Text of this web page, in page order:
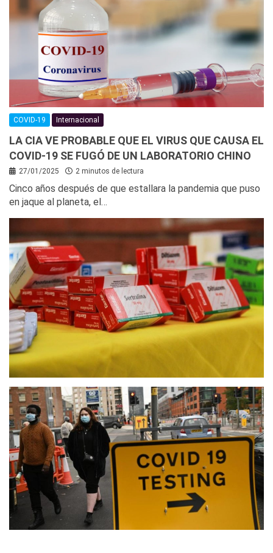
COVID-19 Internacional
LA CIA VE PROBABLE QUE EL VIRUS QUE CAUSA EL
COVID-19 SE FUGÓ DE UN LABORATORIO CHINO
27/01/2025 2 minutos de lectura
Cinco años después de que estallara la pandemia que puso
en jaque al planeta, el…